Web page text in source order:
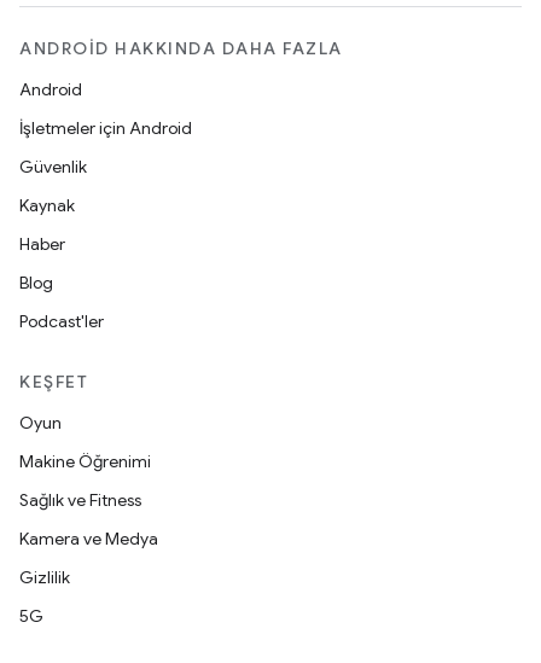
ANDROID HAKKINDA DAHA FAZLA
Android
İşletmeler için Android
Güvenlik
Kaynak
Haber
Blog
Podcast'ler
KEŞFET
Oyun
Makine Öğrenimi
Sağlık ve Fitness
Kamera ve Medya
Gizlilik
5G